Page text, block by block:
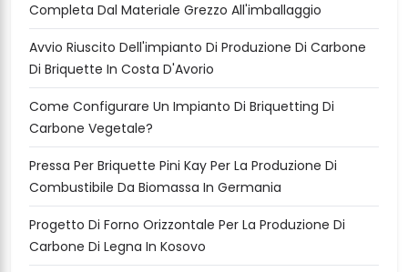
Completa Dal Materiale Grezzo All'imballaggio
Avvio Riuscito Dell'impianto Di Produzione Di Carbone
Di Briquette In Costa D'Avorio
Come Configurare Un Impianto Di Briquetting Di
Carbone Vegetale?
Pressa Per Briquette Pini Kay Per La Produzione Di
Combustibile Da Biomassa In Germania
Progetto Di Forno Orizzontale Per La Produzione Di
Carbone Di Legna In Kosovo